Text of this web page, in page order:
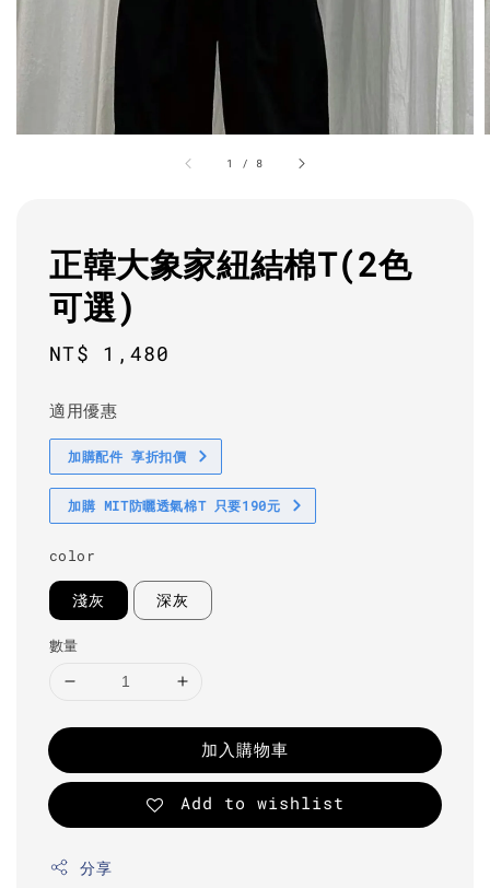
1 / 8
正韓大象家紐結棉T(2色
可選)
Regular
NT$ 1,480
適用優惠
加購配件 享折扣價
加購 MIT防曬透氣棉T 只要190元
color
淺灰 深灰
數量
加入購物車
Add to wishlist
分享